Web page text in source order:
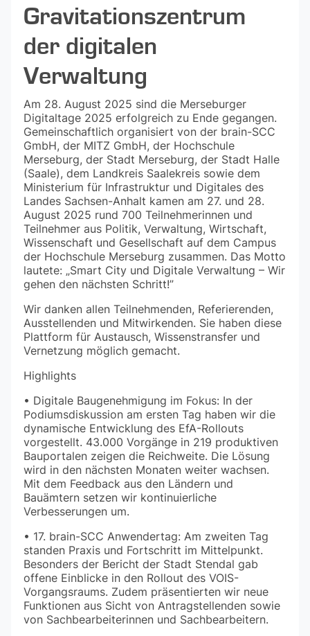
Gravitationszentrum
der digitalen
Verwaltung
Am 28. August 2025 sind die Merseburger
Digitaltage 2025 erfolgreich zu Ende gegangen.
Gemeinschaftlich organisiert von der brain-SCC
GmbH, der MITZ GmbH, der Hochschule
Merseburg, der Stadt Merseburg, der Stadt Halle
(Saale), dem Landkreis Saalekreis sowie dem
Ministerium für Infrastruktur und Digitales des
Landes Sachsen-Anhalt kamen am 27. und 28.
August 2025 rund 700 Teilnehmerinnen und
Teilnehmer aus Politik, Verwaltung, Wirtschaft,
Wissenschaft und Gesellschaft auf dem Campus
der Hochschule Merseburg zusammen. Das Motto
lautete: „Smart City und Digitale Verwaltung – Wir
gehen den nächsten Schritt!”
Wir danken allen Teilnehmenden, Referierenden,
Ausstellenden und Mitwirkenden. Sie haben diese
Plattform für Austausch, Wissenstransfer und
Vernetzung möglich gemacht.
Highlights
• Digitale Baugenehmigung im Fokus: In der
Podiumsdiskussion am ersten Tag haben wir die
dynamische Entwicklung des EfA-Rollouts
vorgestellt. 43.000 Vorgänge in 219 produktiven
Bauportalen zeigen die Reichweite. Die Lösung
wird in den nächsten Monaten weiter wachsen.
Mit dem Feedback aus den Ländern und
Bauämtern setzen wir kontinuierliche
Verbesserungen um.
• 17. brain-SCC Anwendertag: Am zweiten Tag
standen Praxis und Fortschritt im Mittelpunkt.
Besonders der Bericht der Stadt Stendal gab
offene Einblicke in den Rollout des VOIS-
Vorgangsraums. Zudem präsentierten wir neue
Funktionen aus Sicht von Antragstellenden sowie
von Sachbearbeiterinnen und Sachbearbeitern.